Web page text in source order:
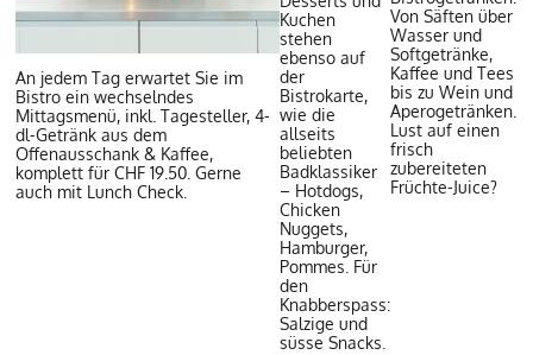
An jedem Tag erwartet Sie im
Bistro ein wechselndes
Mittagsmenü, inkl. Tagesteller, 4-
dl-Getränk aus dem
Offenausschank & Kaffee,
komplett für CHF 19.50. Gerne
auch mit Lunch Check.
Kuchen
stehen
ebenso auf
der
Bistrokarte,
wie die
allseits
beliebten
Badklassiker
– Hotdogs,
Chicken
Nuggets,
Hamburger,
Pommes. Für
den
Knabberspass:
Salzige und
süsse Snacks.
Von Säften über
Wasser und
Softgetränke,
Kaffee und Tees
bis zu Wein und
Aperogetränken.
Lust auf einen
frisch
zubereiteten
Früchte-Juice?